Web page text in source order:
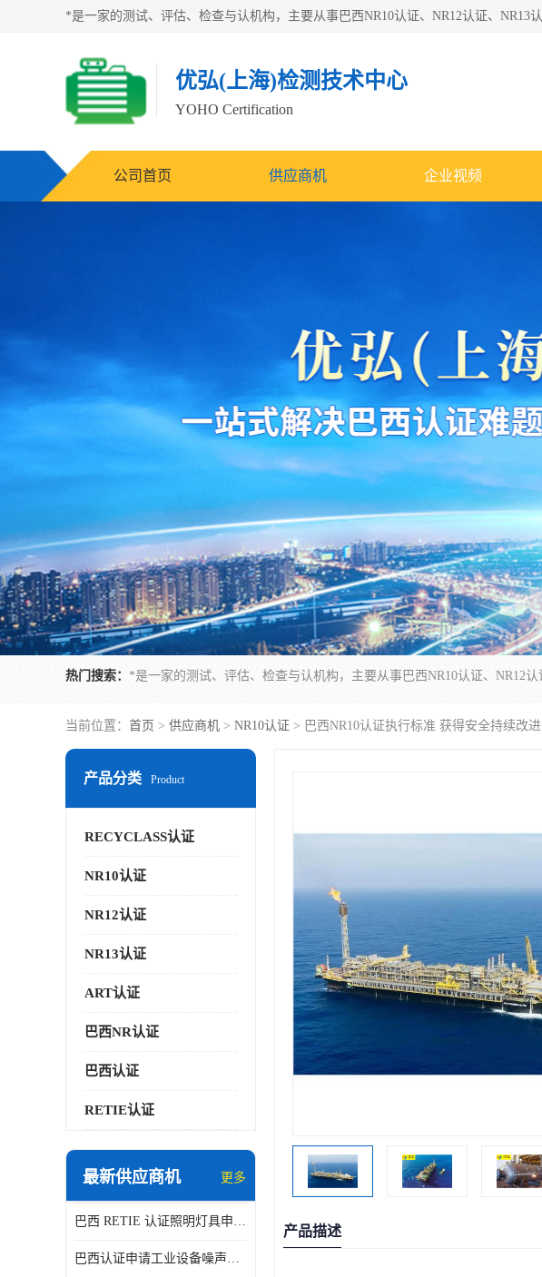
优弘(上海)检测技术中心
YOHO Certification
公司首页 供应商机 企业视频
热门搜索：
当前位置： 首页 > 供应商机 > NR10认证 > 巴西NR10认证执行标准 获得安全持续改进
产品分类 Product
RECYCLASS认证
NR10认证
NR12认证
NR13认证
ART认证
巴西NR认证
巴西认证
RETIE认证
最新供应商机 更多
巴西 RETIE 认证照明灯具申请 RETIE 认证
巴西认证申请工业设备噪声控制认证规范
产品描述